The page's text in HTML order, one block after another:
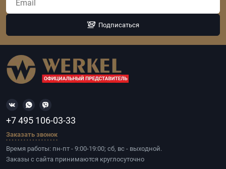
Подписаться
+7 495 106-03-33
Заказать звонок
Время работы: пн-пт - 9:00-19:00; сб, вс - выходной.
Заказы с сайта принимаются круглосуточно